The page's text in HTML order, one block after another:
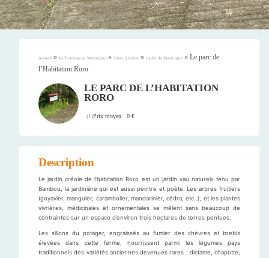
Accueil » Le Tourisme en Martinique » Lieux à visiter » Jardin de Martinique » Le parc de
l’Habitation Roro
LE PARC DE L’HABITATION
RORO
(1)Prix moyen : 0 €
Description
Le jardin créole de l’habitation Roro est un jardin «au naturel» tenu par
Bambou, la jardinière qui est aussi peintre et poète. Les arbres fruitiers
(goyavier, manguier, carambolier, mandarinier, cédra, etc..), et les plantes
vivrières, médicinales et ornementales se mêlent sans beaucoup de
contraintes sur un espace d’environ trois hectares de terres pentues.
Les sillons du potager, engraissés au fumier des chèvres et brebis
élevées dans cette ferme, nourrissent parmi les légumes pays
traditionnels des variétés anciennes devenues rares : dictame, chapotte,